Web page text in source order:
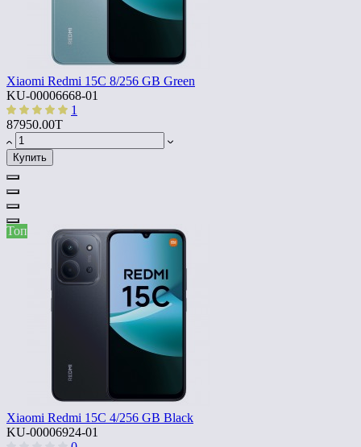
Xiaomi Redmi 15C 8/256 GB Green
KU-00006668-01
1
87950.00T
Купить
Топ
Xiaomi Redmi 15C 4/256 GB Black
KU-00006924-01